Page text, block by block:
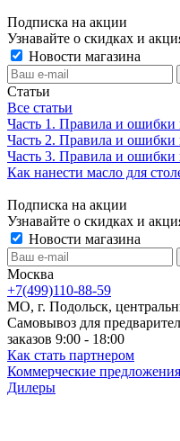
Подписка на акции
Узнавайте о скидках и
Новости магазина
Статьи
Все статьи
Часть 1. Правила и ошибки
Часть 2. Правила и ошибки
Часть 3. Правила и ошибки
Как нанести масло для
Подписка на акции
Узнавайте о скидках и
Новости магазина
Москва
+7(499)110-88-59
МО, г. Подольск,
Самовывоз для
заказов 9:00 - 18:00
Как стать партнером
Коммерческие предложения
Дилеры